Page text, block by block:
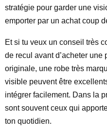
stratégie pour garder une
emporter par un achat coup
Et si tu veux un conseil très
de recul avant d’acheter une
originale, une robe très
visible peuvent être
intégrer facilement. Dans la
sont souvent ceux qui
ton quotidien.